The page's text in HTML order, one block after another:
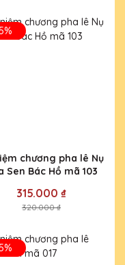
chương pha lê Nụ
Sen Bác Hồ mã 103
315.000 ₫
320.000 ₫